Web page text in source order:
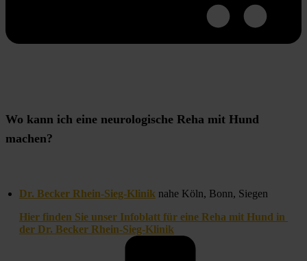
Wo kann ich eine neurologische Reha mit Hund
machen?
Dr. Becker Rhein-Sieg-Klinik nahe Köln, Bonn, Siegen
Hier finden Sie unser Infoblatt für eine Reha mit Hund in
der Dr. Becker Rhein-Sieg-Klinik